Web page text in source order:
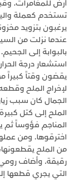
أرض للمغامرات.
تستخدم كعملة
يرغبون بتزويد
عندما نزلت من
بالبوابة إلى
استشعار درجة
يقضون وقتاً
لإخراج الملح
الجمال كان سبب
الملح إلى كتل
المناجم فؤوساً ثم
رقيقة. وأضاف رومي
التي يجري قطعها